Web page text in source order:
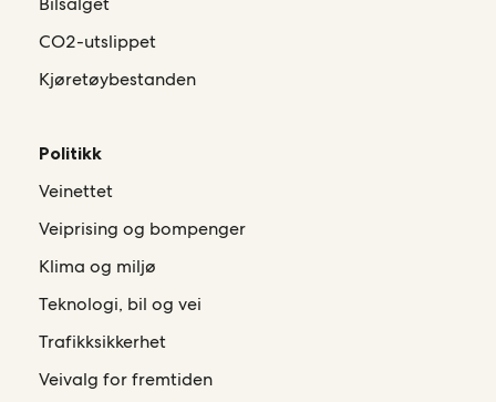
CO2-utslippet
Kjøretøybestanden
Politikk
Veinettet
Veiprising og bompenger
Klima og miljø
Teknologi, bil og vei
Trafikksikkerhet
Veivalg for fremtiden